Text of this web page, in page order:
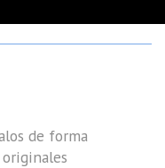
de forma